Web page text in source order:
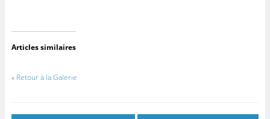
Articles similaires
« Retour à la Galerie